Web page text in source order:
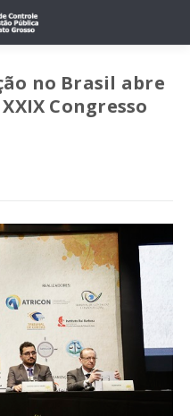
no Brasil abre
Congresso